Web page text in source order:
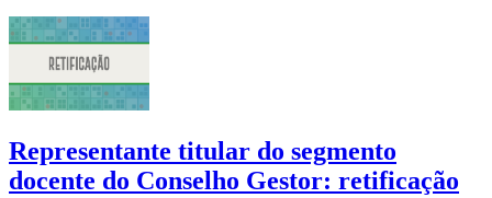
Representante titular do segmento
docente do Conselho Gestor: retificação